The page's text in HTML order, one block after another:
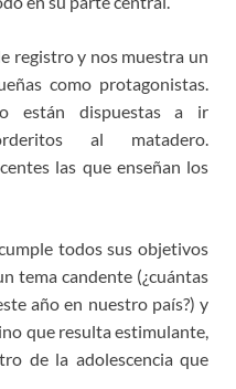
registro y nos muestra un
como protagonistas.
están dispuestas a ir
al matadero.
las que enseñan los
todos sus objetivos
tema candente (¿cuántas
año en nuestro país?) y
que resulta estimulante,
de la adolescencia que